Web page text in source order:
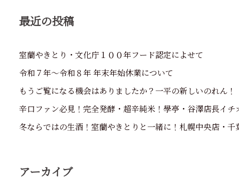
ー
ジ
送
り
最近の投稿
室蘭やきとり・文化庁１００年フード認定によせて
令和７年～令和８年 年末年始休業について
もうご覧になる機会はありましたか？一平の新しいのれん！
辛口ファン必見！完全発酵・超辛純米！學亭・谷澤店長イチ
冬ならではの生酒！室蘭やきとりと一緒に！札幌中央店・
アーカイブ